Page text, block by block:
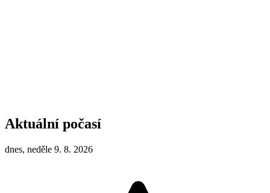
Aktuální počasí
dnes, neděle 9. 8. 2026